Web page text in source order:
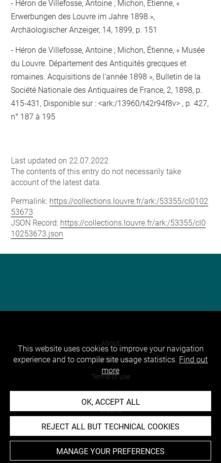
Héron de Villefosse, Antoine ; Michon, Étienne, «
Erwerbungen des Louvre im Jahre 1898 »,
Archäologischer Anzeiger, 14, 1899, p. 151
Héron de Villefosse, Antoine ; Michon, Étienne, « Musée
du Louvre. Département des Antiquités grecques et
romaines. Acquisitions de l'année 1898 », Bulletin de la
Société Nationale des Antiquaires de France, 2, 1898, p.
415-431, Disponible sur : <ark:/13960/t42r94f8v> , p. 427,
n° 187 à 195
Last updated on 22.07.2022
The contents of this entry do not necessarily take
account of the latest data.
Permalink: https://collections.louvre.fr/ark:/53355/cl0102
53673
JSON Record: https://collections.louvre.fr/ark:/53355/cl0
10253673.json
About
Contact Us
Terms of use
Cookies
Credits
Accessibility : non compliant
This website uses cookies to improve your navigation
experience and to compile site usage statistics. Find out
more
OK, ACCEPT ALL
REJECT ALL BUT TECHNICAL COOKIES
MANAGE YOUR PREFERENCES